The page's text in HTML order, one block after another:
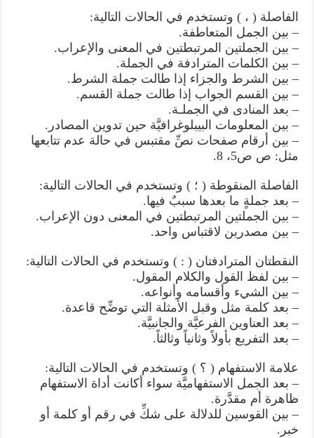
الفاصلة ( ، ) وتستخدم في الحالات التالية:
– بين الجمل المتعاطفة.
– بين الجملتين المرتبطتين في المعنى والإعراب.
– بين الكلمات المترادفة في الجملة.
– بين الشرط والجزاء إذا طالت جملة الشرط.
– بين القسم الجواب إذا طالت جملة القسم.
– بعد المنادى في الجملـة.
– بين المعلومات البيبلوغرافيَّة حين تدوين المصادر.
– بين أرقام صفحات نصِّ مقتبس في حالة عدم تتابعها
مثل: ص ص5، 8.
الفاصلة المنقوطة ( ؛ ) وتستخدم في الحالات التالية:
– بعد جملةٍ ما بعدها سببٌ فيها.
– بين الجملتين المرتبطتين في المعنى دون الإعراب.
– بين مصدرين لاقتباس واحد.
النقطتان المترادفتان ( : ) وتستخدم في الحالات التالية:
– بين لفظ القول والكلام المقول.
– بين الشيء وأقسامه وأنواعه.
– بعد كلمة مثل وقبل الأمثلة التي توضِّح قاعدة.
– بعد العناوين الفرعيَّة والجانبيَّة.
– بعد التفريع بأولاً وثانياً وثالثاً.
علامة الاستفهام ( ؟ ) وتستخدم في الحالات التالية:
– بعد الجمل الاستفهاميَّة سواء أكانت أداة الاستفهام
ظاهرة أم مقدَّرة.
– بين القوسين للدلالة على شكِّ في رقم أو كلمة أو
خبر.